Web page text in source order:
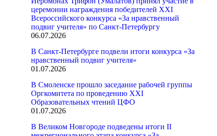
церемонии награждения победителей XXI
Всероссийского конкурса «За нравственный
подвиг учителя» по Санкт-Петербургу
06.07.2026
В Санкт-Петербурге подвели итоги конкурса «За
нравственный подвиг учителя»
01.07.2026
В Смоленске прошло заседание рабочей группы
Оргкомитета по проведению XXI
Образовательных чтений ЦФО
01.07.2026
В Великом Новгороде подведены итоги II